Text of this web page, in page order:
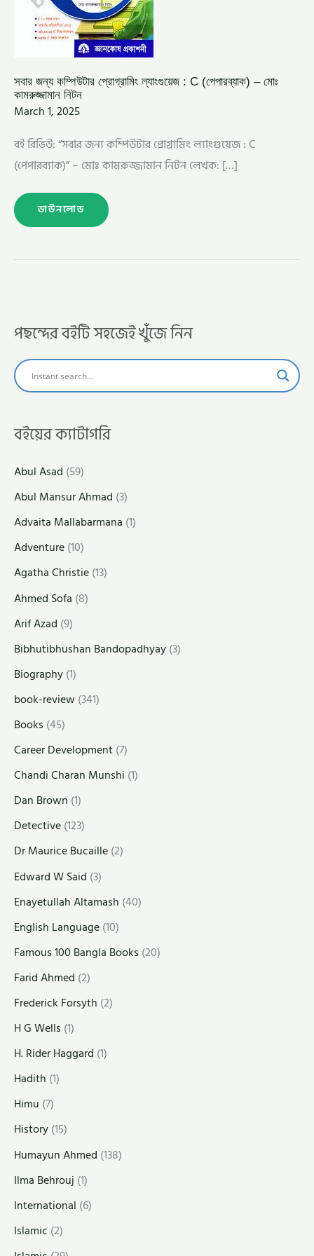
সবার জন্য কম্পিউটার প্রোগ্রামিং ল্যাংগুয়েজ : C (পেপারব্যাক) – মোঃ
কামরুজ্জামান নিটন
March 1, 2025
বই রিভিউ: “সবার জন্য কম্পিউটার প্রোগ্রামিং ল্যাংগুয়েজ : C
(পেপারব্যাক)” – মোঃ কামরুজ্জামান নিটন লেখক: […]
ডাউনলোড
পছন্দের বইটি সহজেই খুঁজে নিন
বইয়ের ক্যাটাগরি
Abul Asad (59)
Abul Mansur Ahmad (3)
Advaita Mallabarmana (1)
Adventure(10)
Agatha Christie(13)
Ahmed Sofa (8)
Arif Azad (9)
Bibhutibhushan Bandopadhyay(3)
Biography(1)
book-review(341)
Books (45)
Career Development(7)
Chandi Charan Munshi (1)
Dan Brown (1)
Detective(123)
Dr Maurice Bucaille(2)
Edward W Said (3)
Enayetullah Altamash (40)
English Language(10)
Famous 100 Bangla Books (20)
Farid Ahmed (2)
Frederick Forsyth (2)
H G Wells (1)
H. Rider Haggard (1)
Hadith (1)
Himu (7)
History(15)
Humayun Ahmed (138)
Ilma Behrouj (1)
International (6)
Islamic (2)